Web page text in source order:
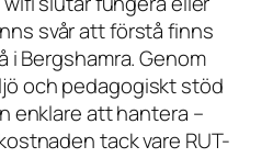
svår att förstå finns
i Bergshamra. Genom
och pedagogiskt stöd
enklare att hantera –
tack vare RUT-